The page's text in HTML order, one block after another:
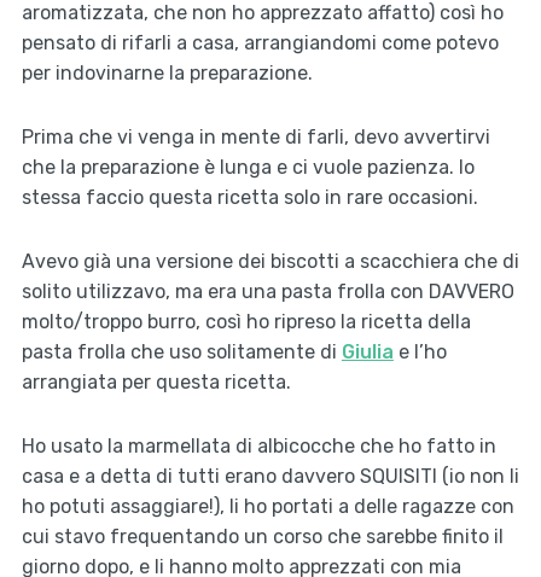
aromatizzata, che non ho apprezzato affatto) così ho
pensato di rifarli a casa, arrangiandomi come potevo
per indovinarne la preparazione.
Prima che vi venga in mente di farli, devo avvertirvi
che la preparazione è lunga e ci vuole pazienza. Io
stessa faccio questa ricetta solo in rare occasioni.
Avevo già una versione dei biscotti a scacchiera che di
solito utilizzavo, ma era una pasta frolla con DAVVERO
molto/troppo burro, così ho ripreso la ricetta della
pasta frolla che uso solitamente di Giulia e l’ho
arrangiata per questa ricetta.
Ho usato la marmellata di albicocche che ho fatto in
casa e a detta di tutti erano davvero SQUISITI (io non li
ho potuti assaggiare!), li ho portati a delle ragazze con
cui stavo frequentando un corso che sarebbe finito il
giorno dopo, e li hanno molto apprezzati con mia